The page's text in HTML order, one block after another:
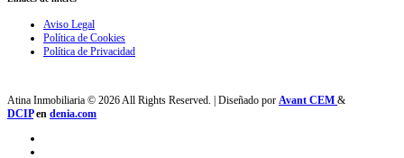
Aviso Legal
Política de Cookies
Política de Privacidad
Atina Inmobiliaria © 2026 All Rights Reserved. | Diseñado por Avant CEM &
DCIPen denia.com